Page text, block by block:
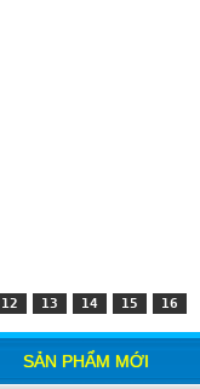
12 13 14 15 16
SẢN PHẨM MỚI